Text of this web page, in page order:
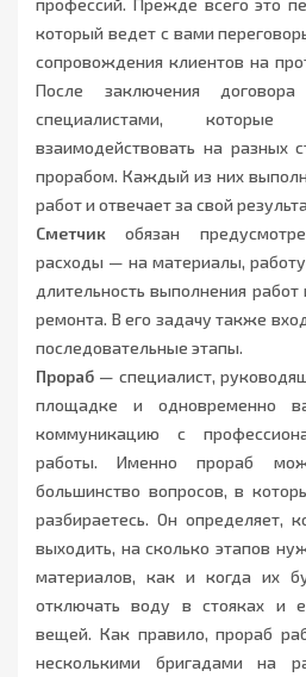
профессий. Прежде всего это
который ведет с вами
сопровождения клиентов на
После заключения
специалистами,
взаимодействовать на разных
прорабом. Каждый из них
работ и отвечает за свой
Сметчик обязан
расходы — на материалы,
длительность выполнения
ремонта. В его задачу также
последовательные этапы.
Прораб — специалист,
площадке и одновременно
коммуникацию с
работы. Именно прораб
большинство вопросов, в
разбираетесь. Он определяет,
выходить, на сколько этапов
материалов, как и когда их
отключать воду в стояках и
вещей. Как правило, прораб
несколькими бригадами на